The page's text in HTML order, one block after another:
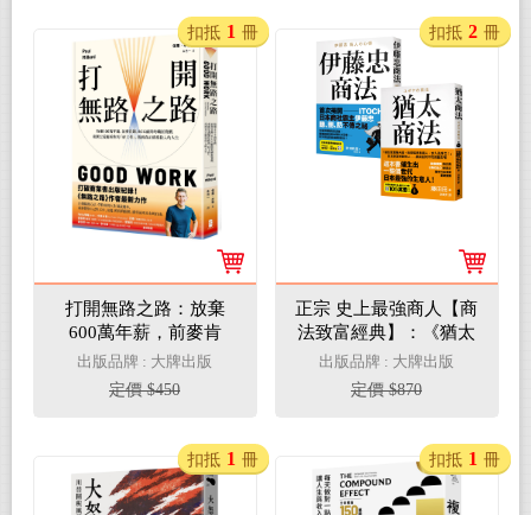
打開無路之路：放棄
600萬年薪，前麥肯
錫、BCG顧問的職涯覺
醒，重新定義屬於你的
「好工作」，找到真正
出版品牌 : 大牌出版
定價 $450
扣抵 1 冊
正宗 史上最強商人【商
法致富經典】：《猶太
商法》＋《伊藤忠商
法》
出版品牌 : 大牌出版
定價 $870
扣抵 2 冊
扣抵 1 冊 扣抵 1 冊